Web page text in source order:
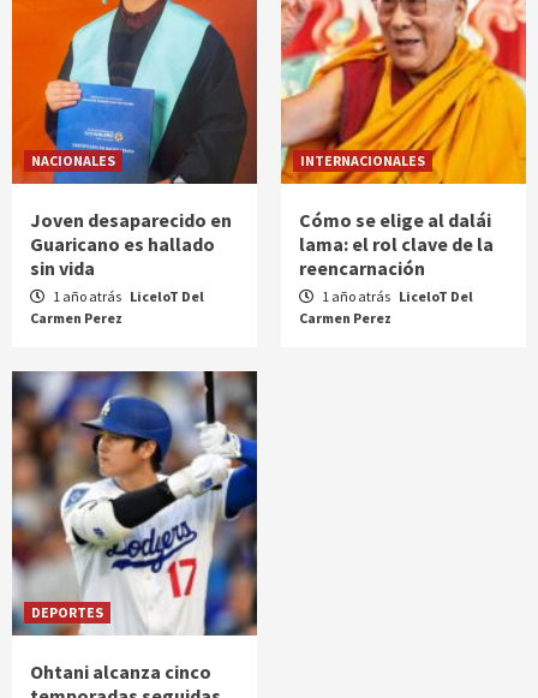
NACIONALES
Joven desaparecido en
Guaricano es hallado
sin vida
1 año atrás LiceloT Del
Carmen Perez
INTERNACIONALES
Cómo se elige al dalái
lama: el rol clave de la
reencarnación
1 año atrás LiceloT Del
Carmen Perez
DEPORTES
Ohtani alcanza cinco